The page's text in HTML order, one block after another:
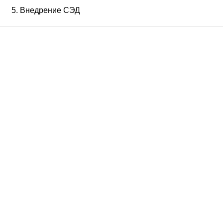
Внедрение СЭД
Поточное сканирование документов